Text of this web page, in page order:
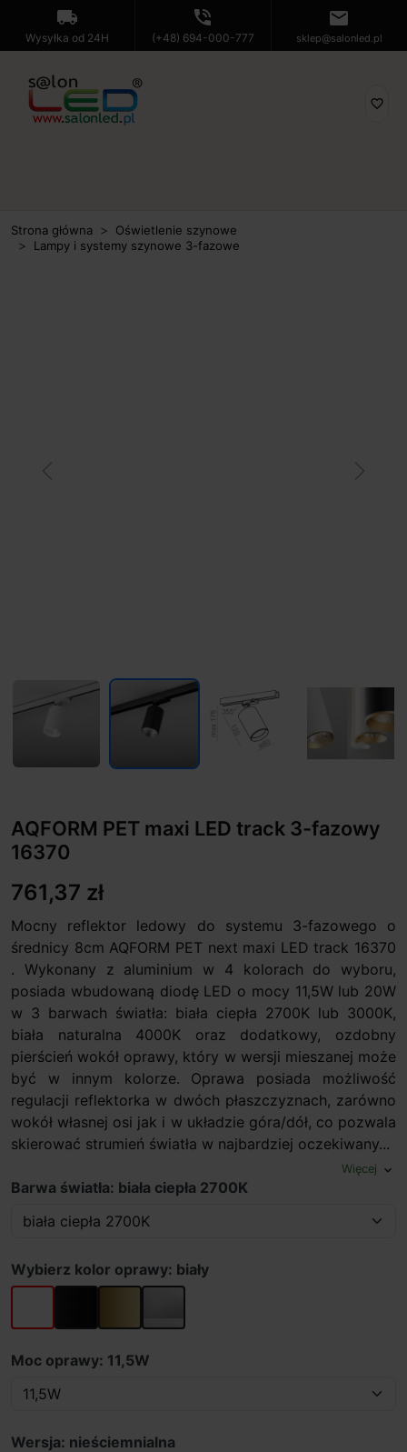
local_shipping
Wysyłka od 24H
phone_in_talk
(+48) 694-000-777
mail
sklep@salonled.pl
favorite_border
Strona główna
Oświetlenie szynowe
Lampy i systemy szynowe 3-fazowe
AQFORM PET maxi LED track 3-fazowy
16370
761,37 zł
Mocny reflektor ledowy do systemu 3-fazowego o
średnicy 8cm AQFORM PET next maxi LED track 16370
. Wykonany z aluminium w 4 kolorach do wyboru,
posiada wbudowaną diodę LED o mocy 11,5W lub 20W
w 3 barwach światła: biała ciepła 2700K lub 3000K,
biała naturalna 4000K oraz dodatkowy, ozdobny
pierścień wokół oprawy, który w wersji mieszanej może
być w innym kolorze. Oprawa posiada możliwość
regulacji reflektorka w dwóch płaszczyznach, zarówno
wokół własnej osi jak i w układzie góra/dół, co pozwala
skierować strumień światła w najbardziej oczekiwany...
Więcej expand_more
Barwa światła: biała ciepła 2700K
Wybierz kolor oprawy: biały
biały czarnyzłoty szary
Moc oprawy: 11,5W
Wersja: nieściemnialna